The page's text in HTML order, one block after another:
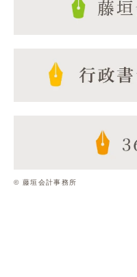
© 藤垣会計事務所